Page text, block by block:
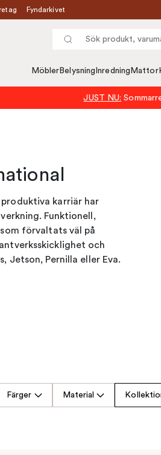
Fyndarkivet
Möbler Belysning Inredning Mattor
JUST NU:
karriär har
Funktionell,
förvaltats väl på
och
Jetson, Pernilla eller Eva.
Färger Material